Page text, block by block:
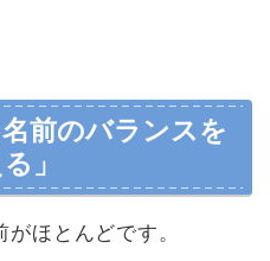
前のバランスを
」
ほとんどです。